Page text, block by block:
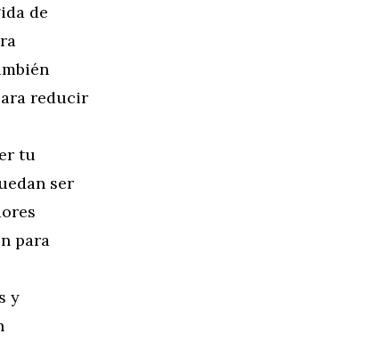
de
reducir
tu
ser
para
y